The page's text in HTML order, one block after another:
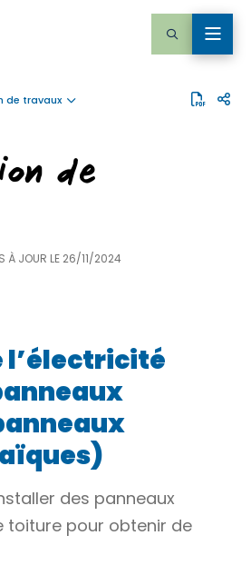
de travaux
de
À JOUR LE 26/11/2024
l’électricité
des panneaux
toiture pour obtenir de